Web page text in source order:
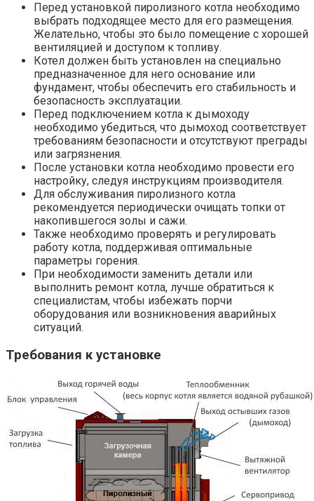
Перед установкой пиролизного котла необходимо
выбрать подходящее место для его размещения.
Желательно, чтобы это было помещение с хорошей
вентиляцией и доступом к топливу.
Котел должен быть установлен на специально
предназначенное для него основание или
фундамент, чтобы обеспечить его стабильность и
безопасность эксплуатации.
Перед подключением котла к дымоходу
необходимо убедиться, что дымоход соответствует
требованиям безопасности и отсутствуют преграды
или загрязнения.
После установки котла необходимо провести его
настройку, следуя инструкциям производителя.
Для обслуживания пиролизного котла
рекомендуется периодически очищать топки от
накопившегося золы и сажи.
Также необходимо проверять и регулировать
работу котла, поддерживая оптимальные
параметры горения.
При необходимости заменить детали или
выполнить ремонт котла, лучше обратиться к
специалистам, чтобы избежать порчи
оборудования или возникновения аварийных
ситуаций.
Требования к установке